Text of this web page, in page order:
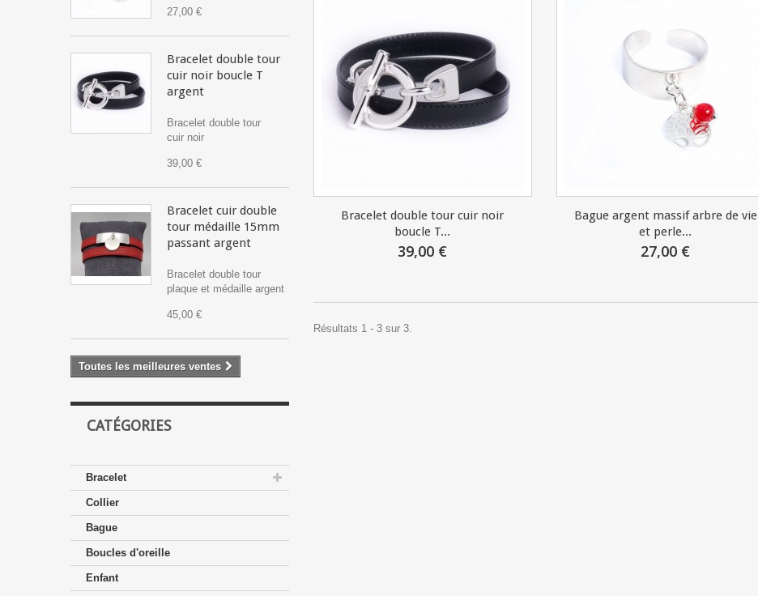
27,00 €
Bracelet double tour
cuir noir boucle T
argent
Bracelet double tour
cuir noir
39,00 €
Bracelet cuir double
tour médaille 15mm
passant argent
Bracelet double tour
plaque et médaille argent
45,00 €
Toutes les meilleures ventes
CATÉGORIES
Bracelet
Collier
Bague
Boucles d'oreille
Enfant
Bracelet double tour cuir noir
boucle T...
39,00 €
Bague argent massif arbre de vie
et perle...
27,00 €
Résultats 1 - 3 sur 3.